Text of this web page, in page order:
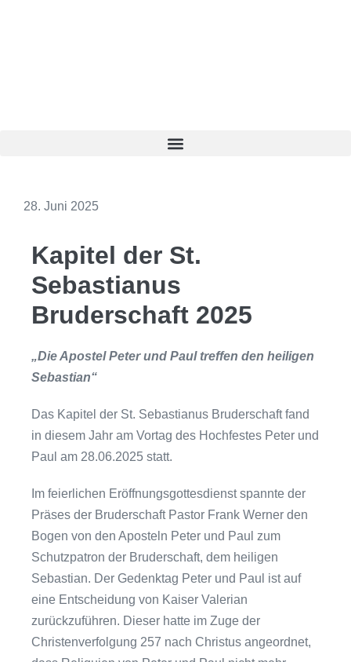
28. Juni 2025
Kapitel der St.
Sebastianus
Bruderschaft 2025
„Die Apostel Peter und Paul treffen den heiligen
Sebastian“
Das Kapitel der St. Sebastianus Bruderschaft fand
in diesem Jahr am Vortag des Hochfestes Peter und
Paul am 28.06.2025 statt.
Im feierlichen Eröffnungsgottesdienst spannte der
Präses der Bruderschaft Pastor Frank Werner den
Bogen von den Aposteln Peter und Paul zum
Schutzpatron der Bruderschaft, dem heiligen
Sebastian. Der Gedenktag Peter und Paul ist auf
eine Entscheidung von Kaiser Valerian
zurückzuführen. Dieser hatte im Zuge der
Christenverfolgung 257 nach Christus angeordnet,